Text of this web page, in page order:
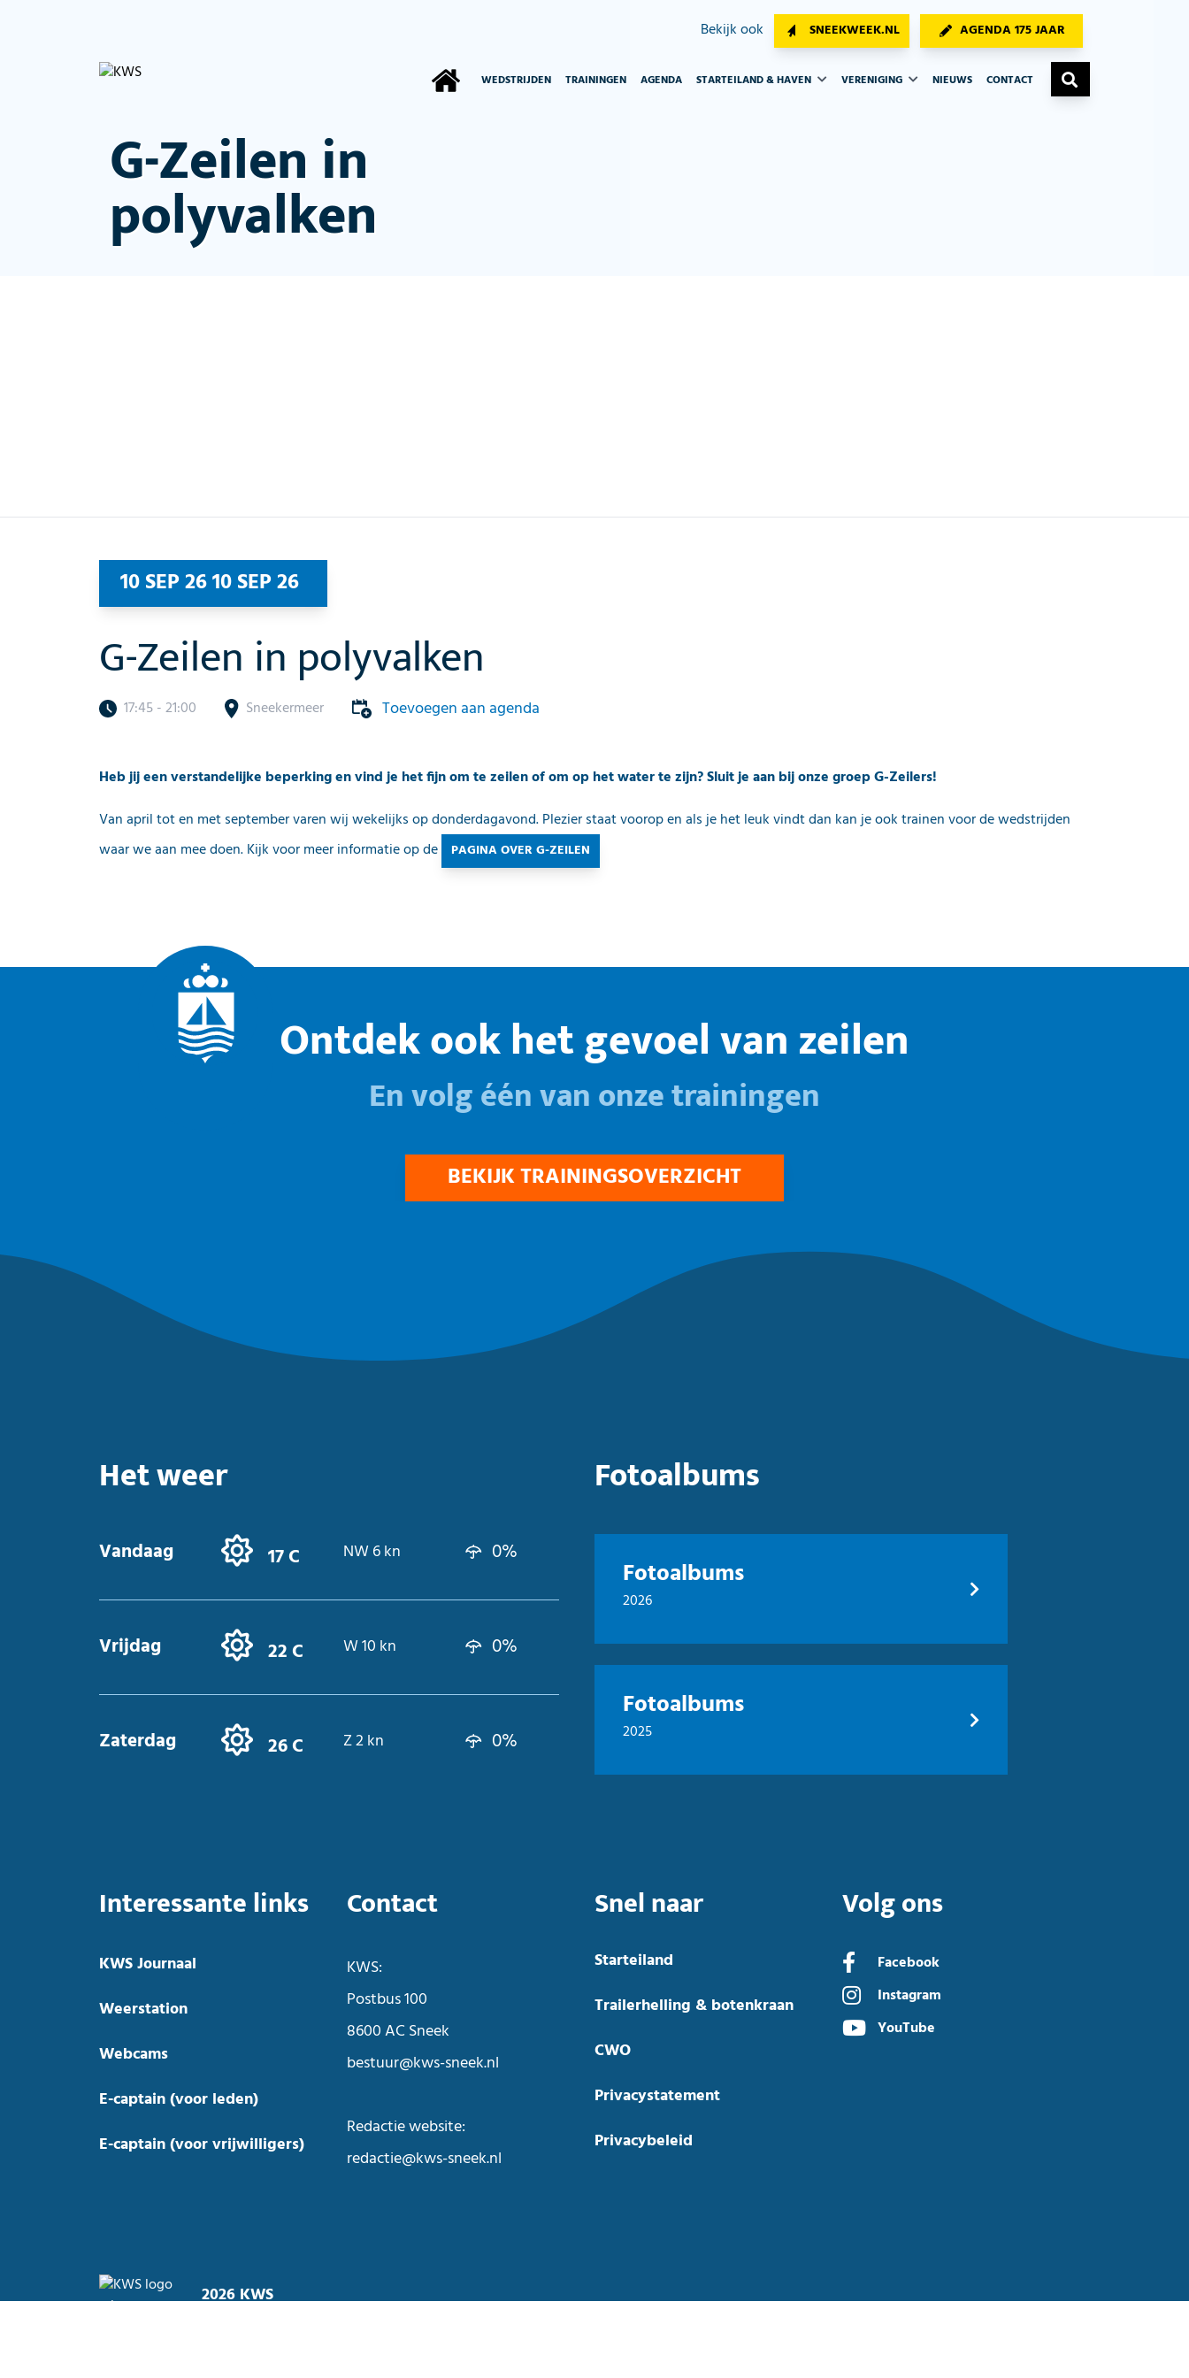
Bekijk ook SNEEKWEEK.NL AGENDA 175 JAAR
WEDSTRIJDEN TRAININGEN AGENDA STARTEILAND & HAVEN VERENIGING NIEUWS CONTACT
G-Zeilen in
polyvalken
10 SEP 26 10 SEP 26
G-Zeilen in polyvalken
17:45 - 21:00 Sneekermeer Toevoegen aan agenda
Heb jij een verstandelijke beperking en vind je het fijn om te zeilen of om op het water te zijn? Sluit je aan bij onze groep G-Zeilers!
Van april tot en met september varen wij wekelijks op donderdagavond. Plezier staat voorop en als je het leuk vindt dan kan je ook trainen voor de wedstrijden
waar we aan mee doen. Kijk voor meer informatie op de
PAGINA OVER G-ZEILEN
Ontdek ook het gevoel van zeilen
En volg één van onze trainingen
BEKIJK TRAININGSOVERZICHT
Het weer
Vandaag 17 C NW 6 kn 0%
Vrijdag 22 C W 10 kn 0%
Zaterdag 26 C Z 2 kn 0%
Fotoalbums
Fotoalbums
2026
Fotoalbums
2025
Interessante links
KWS Journaal
Weerstation
Webcams
E-captain (voor leden)
E-captain (voor vrijwilligers)
Contact
KWS:
Postbus 100
8600 AC Sneek
bestuur@kws-sneek.nl
Redactie website:
redactie@kws-sneek.nl
Snel naar
Starteiland
Trailerhelling & botenkraan
CWO
Privacystatement
Privacybeleid
Volg ons
Facebook
Instagram
YouTube
2026 KWS